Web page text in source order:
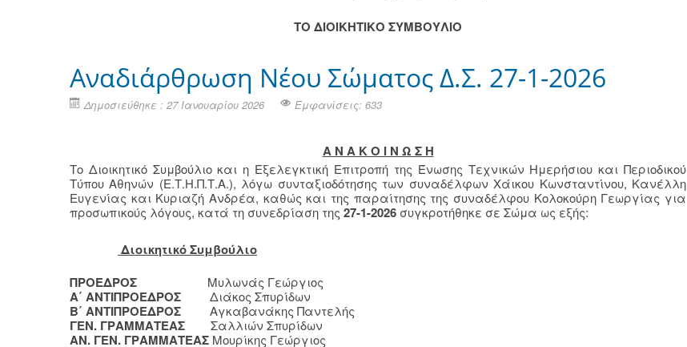
ΤΟ ΔΙΟΙΚΗΤΙΚΟ ΣΥΜΒΟΥΛΙΟ
Αναδιάρθρωση Νέου Σώματος Δ.Σ. 27-1-2026
Δημοσιεύθηκε : 27 Ιανουαρίου 2026 Εμφανίσεις: 633
Α Ν Α Κ Ο Ι Ν Ω Σ Η
Το Διοικητικό Συμβούλιο και η Εξελεγκτική Επιτροπή της Ένωσης Τεχνικών Ημερήσιου και Περιοδικού
Τύπου Αθηνών (Ε.Τ.Η.Π.Τ.Α.), λόγω συνταξιοδότησης των συναδέλφων Χάικου Κωνσταντίνου, Κανέλλη
Ευγενίας και Κυριαζή Ανδρέα, καθώς και της παραίτησης της συναδέλφου Κολοκούρη Γεωργίας για
προσωπικούς λόγους, κατά τη συνεδρίαση της 27-1-2026 συγκροτήθηκε σε Σώμα ως εξής:
Διοικητικό Συμβούλιο
ΠΡΟΕΔΡΟΣ Μυλωνάς Γεώργιος
Α΄ ΑΝΤΙΠΡΟΕΔΡΟΣ Διάκος Σπυρίδων
Β΄ ΑΝΤΙΠΡΟΕΔΡΟΣ Αγκαβανάκης Παντελής
ΓΕΝ. ΓΡΑΜΜΑΤΕΑΣ Σαλλιών Σπυρίδων
ΑΝ. ΓΕΝ. ΓΡΑΜΜΑΤΕΑΣ Μουρίκης Γεώργιος